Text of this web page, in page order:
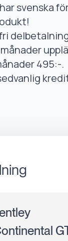
svenska
495:-.